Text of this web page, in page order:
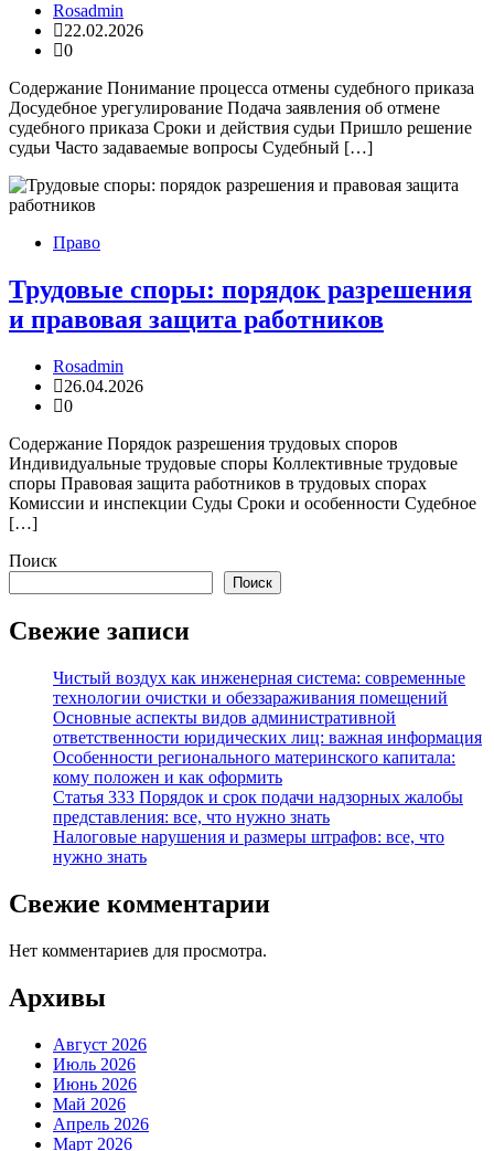
Rosadmin
22.02.2026
0
Содержание Понимание процесса отмены судебного приказа
Досудебное урегулирование Подача заявления об отмене
судебного приказа Сроки и действия судьи Пришло решение
судьи Часто задаваемые вопросы Судебный […]
Право
Трудовые споры: порядок разрешения
и правовая защита работников
Rosadmin
26.04.2026
0
Содержание Порядок разрешения трудовых споров
Индивидуальные трудовые споры Коллективные трудовые
споры Правовая защита работников в трудовых спорах
Комиссии и инспекции Суды Сроки и особенности Судебное
[…]
Поиск
Поиск
Свежие записи
Чистый воздух как инженерная система: современные
технологии очистки и обеззараживания помещений
Основные аспекты видов административной
ответственности юридических лиц: важная информация
Особенности регионального материнского капитала:
кому положен и как оформить
Статья 333 Порядок и срок подачи надзорных жалобы
представления: все, что нужно знать
Налоговые нарушения и размеры штрафов: все, что
нужно знать
Свежие комментарии
Нет комментариев для просмотра.
Архивы
Август 2026
Июль 2026
Июнь 2026
Май 2026
Апрель 2026
Март 2026